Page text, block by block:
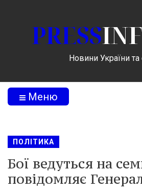
PRESS
Новини України та
Меню
ПОЛІТИКА
Бої ведуться на
повідомляє